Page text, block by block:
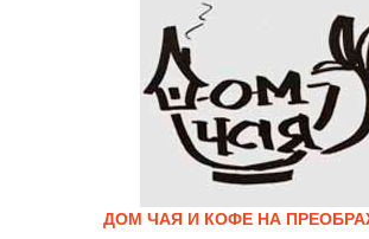
ДОМ ЧАЯ И КОФЕ НА